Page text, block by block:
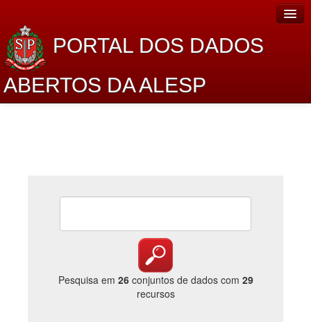
PORTAL DOS DADOS
ABERTOS DA ALESP
Lei de Acesso à Informação
Catálogo de dados
Pesquisa em 26conjuntos de dados com 29
recursos